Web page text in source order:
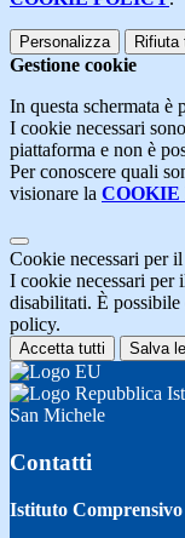
Personalizza Rifiuta
Gestione cookie
In questa schermata è
I cookie necessari
piattaforma e non è
Per conoscere quali
visionare la
Cookie necessari per
I cookie necessari per
disabilitati. È
policy.
Accetta tutti Salva
San Michele
Contatti
Istituto